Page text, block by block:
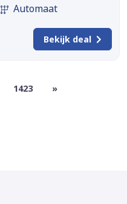
Automaat
Bekijk deal
1423 »